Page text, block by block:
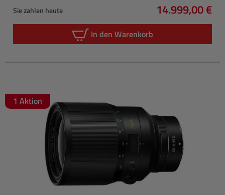
Sie zahlen heute
Regulärer
14.999,00 €
In den Warenkorb
1 Aktion